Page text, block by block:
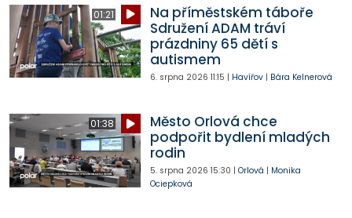
01:21
Na příměstském táboře
Sdružení ADAM tráví
prázdniny 65 dětí s
autismem
6. srpna 2026 11:15 | Havířov| Bára Kelnerová
01:38
Město Orlová chce
podpořit bydlení mladých
rodin
5. srpna 2026 15:30 | Orlová | Monika
Ociepková